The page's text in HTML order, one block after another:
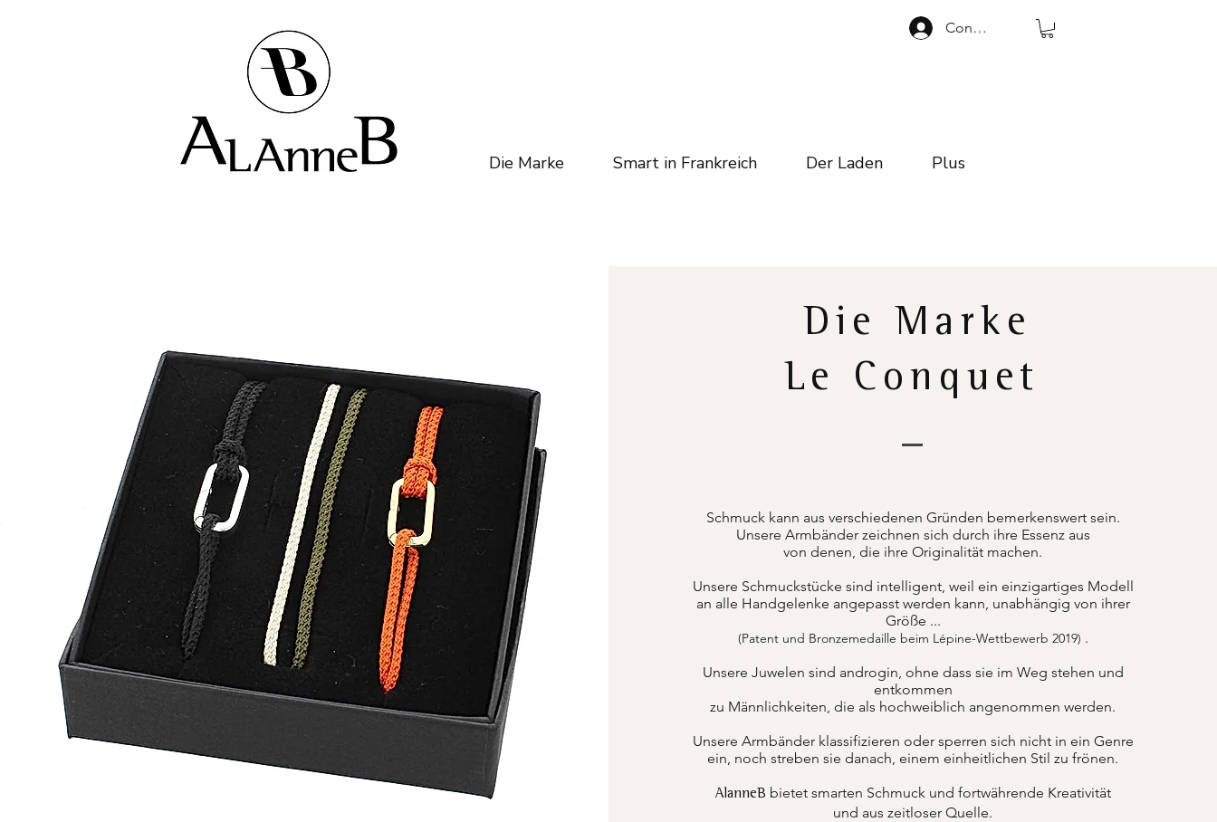
Connexion
Die Marke Smart in Frankreich Der Laden Plus
Die Marke
Le Conquet
Schmuck kann aus verschiedenen Gründen bemerkenswert sein.
Unsere Armbänder zeichnen sich durch ihre Essenz aus
von denen, die ihre Originalität machen.
Unsere Schmuckstücke sind intelligent, weil ein einzigartiges Modell
an alle Handgelenke angepasst werden kann, unabhängig von ihrer
Größe ...
(Patent und Bronzemedaille beim Lépine-Wettbewerb 2019) .
Unsere Juwelen sind androgin, ohne dass sie im Weg stehen und
entkommen
zu Männlichkeiten, die als hochweiblich angenommen werden.
Unsere Armbänder klassifizieren oder sperren sich nicht in ein Genre
ein, noch streben sie danach, einem einheitlichen Stil zu frönen.
AlanneB bietet smarten Schmuck und fortwährende Kreativität
und aus zeitloser Quelle.